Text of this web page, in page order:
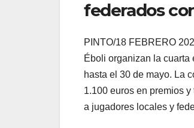
federados
PINTO/18 FEBRERO
Éboli organizan la cuarta
hasta el 30 de mayo. La
1.100 euros en premios
a jugadores locales y